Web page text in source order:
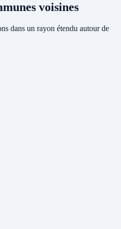
voisines
dans un rayon étendu autour de